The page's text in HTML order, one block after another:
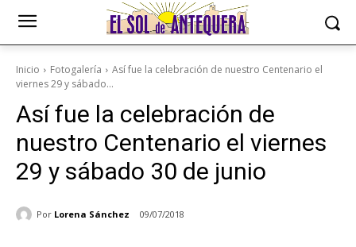
Inicio Fotogalería
Así fue la celebración de nuestro Centenario el
viernes 29 y sábado...
Así fue la celebración de
nuestro Centenario el viernes
29 y sábado 30 de junio
Por Lorena Sánchez 09/07/2018